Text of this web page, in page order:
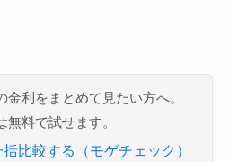
利をまとめて見たい方へ。
料で試せます。
比較する（モゲチェック）